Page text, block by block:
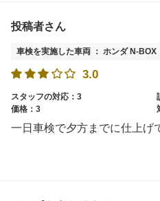
投稿者さん
車検を実施した車両 ： ホンダ N-BOX
3.0
スタッフの対応：3
価格：3
一日車検で夕方までに仕上げ